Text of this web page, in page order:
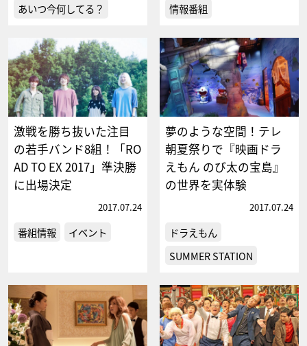
あいつ今何してる？
情報番組
激戦を勝ち抜いた注目
の若手バンド8組！「RO
AD TO EX 2017」準決勝
に出場決定
2017.07.24
番組情報 イベント
夢のような空間！テレ
朝夏祭りで『映画ドラ
えもん のび太の宝島』
の世界を実体験
2017.07.24
ドラえもん
SUMMER STATION